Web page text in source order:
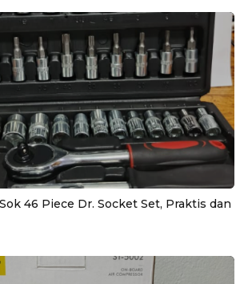
46 Piece Dr. Socket Set, Praktis dan